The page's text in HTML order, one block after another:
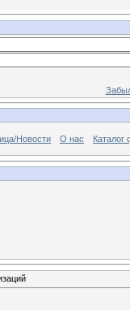
Новости О нас Каталог